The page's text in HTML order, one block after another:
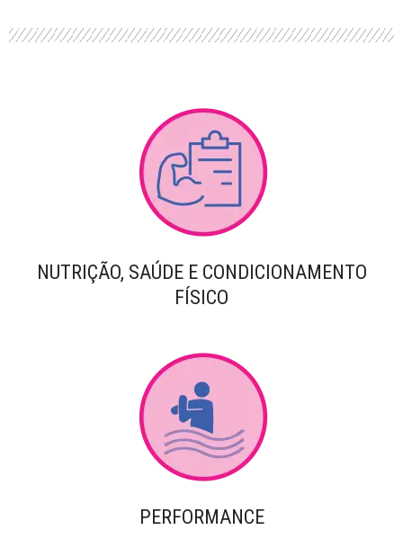
NUTRIÇÃO, SAÚDE E CONDICIONAMENTO
FÍSICO
PERFORMANCE